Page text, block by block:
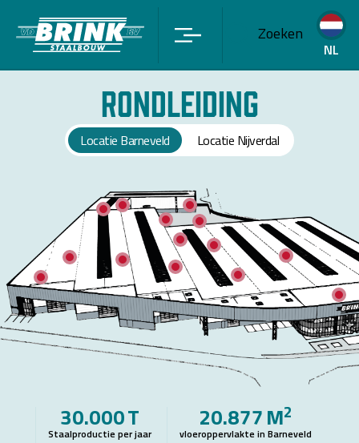
Zoeken
NL
Rondleiding
Locatie Barneveld Locatie Nijverdal
30.000T
Staalproductie per jaar
20.877M2
vloeroppervlakte in Barneveld